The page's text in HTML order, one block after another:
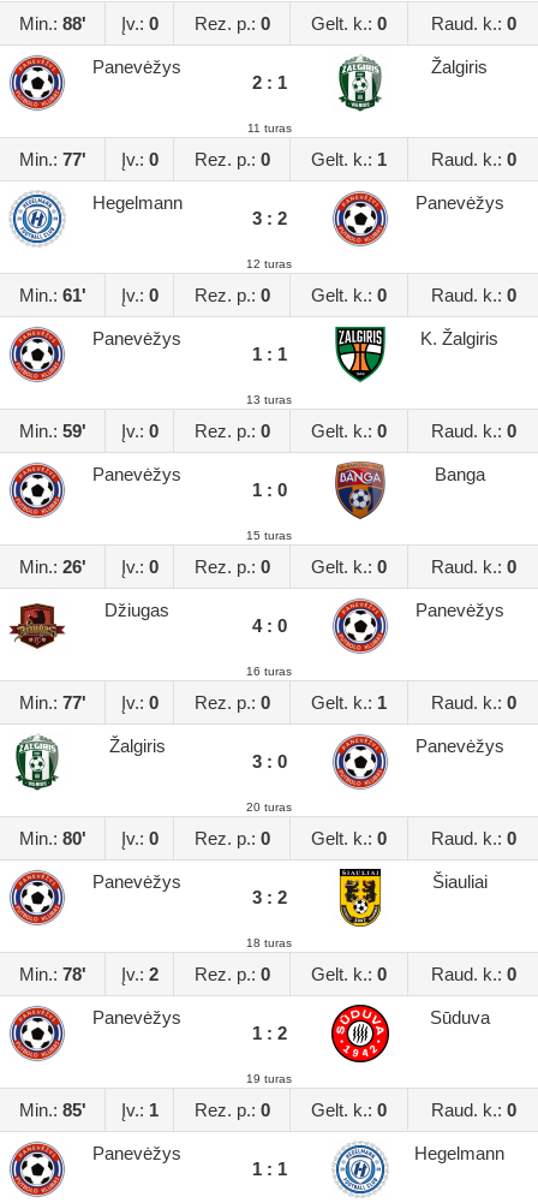
Min.: 88' Įv.: 0 Rez. p.: 0 Gelt. k.: 0 Raud. k.: 0
Panevėžys
2 : 1
Žalgiris
11 turas
Min.: 77' Įv.: 0 Rez. p.: 0 Gelt. k.: 1 Raud. k.: 0
Hegelmann
3 : 2
Panevėžys
12 turas
Min.: 61' Įv.: 0 Rez. p.: 0 Gelt. k.: 0 Raud. k.: 0
Panevėžys
1 : 1
K. Žalgiris
13 turas
Min.: 59' Įv.: 0 Rez. p.: 0 Gelt. k.: 0 Raud. k.: 0
Panevėžys
1 : 0
Banga
15 turas
Min.: 26' Įv.: 0 Rez. p.: 0 Gelt. k.: 0 Raud. k.: 0
Džiugas
4 : 0
Panevėžys
16 turas
Min.: 77' Įv.: 0 Rez. p.: 0 Gelt. k.: 1 Raud. k.: 0
Žalgiris
3 : 0
Panevėžys
20 turas
Min.: 80' Įv.: 0 Rez. p.: 0 Gelt. k.: 0 Raud. k.: 0
Panevėžys
3 : 2
Šiauliai
18 turas
Min.: 78' Įv.: 2 Rez. p.: 0 Gelt. k.: 0 Raud. k.: 0
Panevėžys
1 : 2
Sūduva
19 turas
Min.: 85' Įv.: 1 Rez. p.: 0 Gelt. k.: 0 Raud. k.: 0
Panevėžys
1 : 1
Hegelmann